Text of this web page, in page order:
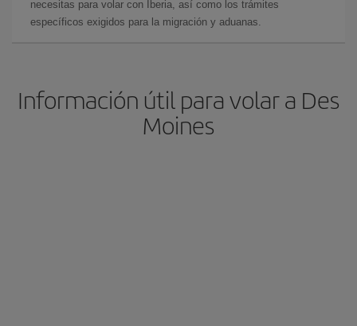
necesitas para volar con Iberia, así como los trámites
específicos exigidos para la migración y aduanas.
Información útil para volar a Des
Moines